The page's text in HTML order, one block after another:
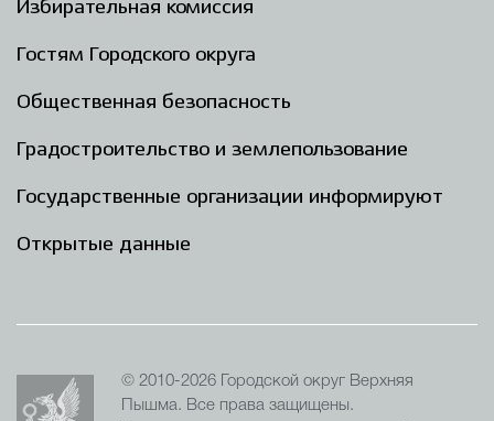
Избирательная комиссия
Гостям Городского округа
Общественная безопасность
Градостроительство и землепользование
Государственные организации информируют
Открытые данные
© 2010-2026 Городской округ Верхняя
Пышма. Все права защищены.